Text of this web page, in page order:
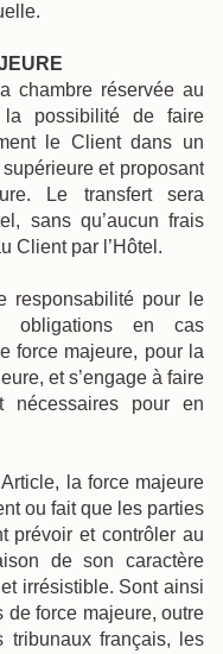
chambre réservée au
la possibilité de faire
le Client dans un
et proposant
Le transfert sera
sans qu’aucun frais
Client par l’Hôtel.
responsabilité pour le
obligations en cas
force majeure, pour la
et s’engage à faire
nécessaires pour en
la force majeure
ou fait que les parties
prévoir et contrôler au
de son caractère
irrésistible. Sont ainsi
de force majeure, outre
français, les